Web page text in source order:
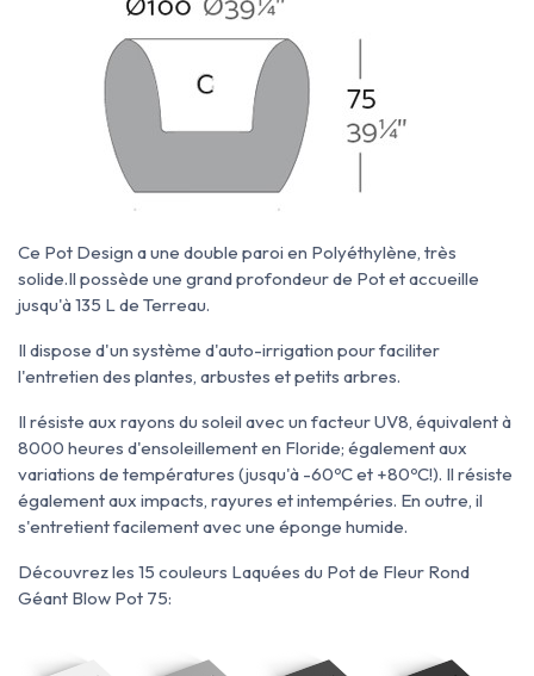
Ce Pot Design a une double paroi en Polyéthylène, très
solide.Il possède une grand profondeur de Pot et accueille
jusqu'à 135 L de Terreau.
Il dispose d'un système d'auto-irrigation pour faciliter
l'entretien des plantes, arbustes et petits arbres.
Il résiste aux rayons du soleil avec un facteur UV8, équivalent à
8000 heures d'ensoleillement en Floride; également aux
variations de températures (jusqu'à -60ºC et +80ºC!). Il résiste
également aux impacts, rayures et intempéries. En outre, il
s'entretient facilement avec une éponge humide.
Découvrez les 15 couleurs Laquées du Pot de Fleur Rond
Géant Blow Pot 75: